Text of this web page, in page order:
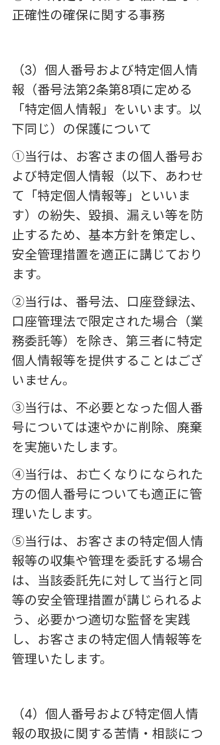
正確性の確保に関する事務
（3）個人番号および特定個人情
報（番号法第2条第8項に定める
「特定個人情報」をいいます。以
下同じ）の保護について
①当行は、お客さまの個人番号お
よび特定個人情報（以下、あわせ
て「特定個人情報等」といいま
す）の紛失、毀損、漏えい等を防
止するため、基本方針を策定し、
安全管理措置を適正に講じており
ます。
②当行は、番号法、口座登録法、
口座管理法で限定された場合（業
務委託等）を除き、第三者に特定
個人情報等を提供することはござ
いません。
③当行は、不必要となった個人番
号については速やかに削除、廃棄
を実施いたします。
④当行は、お亡くなりになられた
方の個人番号についても適正に管
理いたします。
⑤当行は、お客さまの特定個人情
報等の収集や管理を委託する場合
は、当該委託先に対して当行と同
等の安全管理措置が講じられるよ
う、必要かつ適切な監督を実践
し、お客さまの特定個人情報等を
管理いたします。
（4）個人番号および特定個人情
報の取扱に関する苦情・相談につ